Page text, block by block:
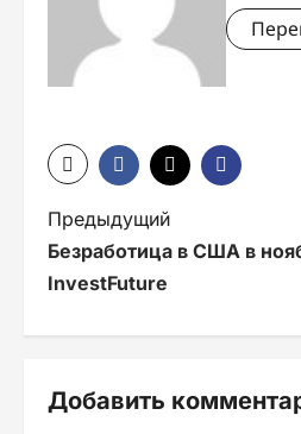
Н
а
г
Предыдущий
Безработица в США в
InvestFuture
Добавить